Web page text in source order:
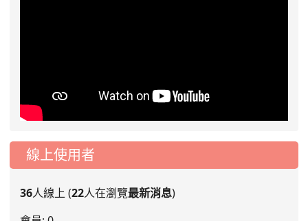
線上使用者
36人線上 (22人在瀏覽最新消息)